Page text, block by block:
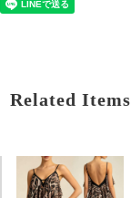
Related Items